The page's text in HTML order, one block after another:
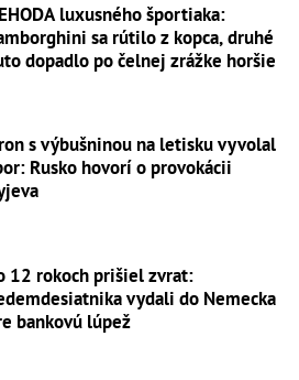
luxusného športiaka:
sa rútilo z kopca, druhé
dopadlo po čelnej zrážke horšie
s výbušninou na letisku vyvolal
Rusko hovorí o provokácii
12 rokoch prišiel zvrat:
vydali do Nemecka
bankovú lúpež